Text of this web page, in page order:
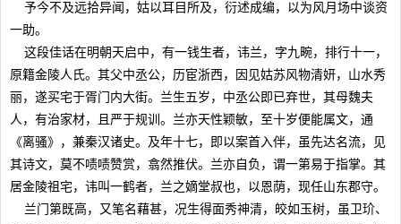
予今不及远拾异闻，姑以耳目所及，衍述成编，以为风月场中谈资
一助。
这段佳话在明朝天启中，有一钱生者，讳兰，字九畹，排行十一，
原籍金陵人氏。其父中丞公，历宦浙西，因见姑苏风物清妍，山水秀
丽，遂买宅于胥门内大街。兰生五岁，中丞公即已弃世，其母魏夫
人，有治家材，且严于规训。兰亦天性颖敏，至十岁便能属文，通
《离骚》，兼秦汉诸史。及年十七，即以案首入伴，虽先达名流，见
其诗文，莫不啧啧赞赏，翕然推伏。兰亦自负，谓一第易于指掌。其
居金陵祖宅，讳叫一鹤者，兰之嫡堂叔也，以恩荫，现任山东郡守。
兰门第既高，又笔名藉甚，况生得面秀神清，皎如玉树，虽卫玠、